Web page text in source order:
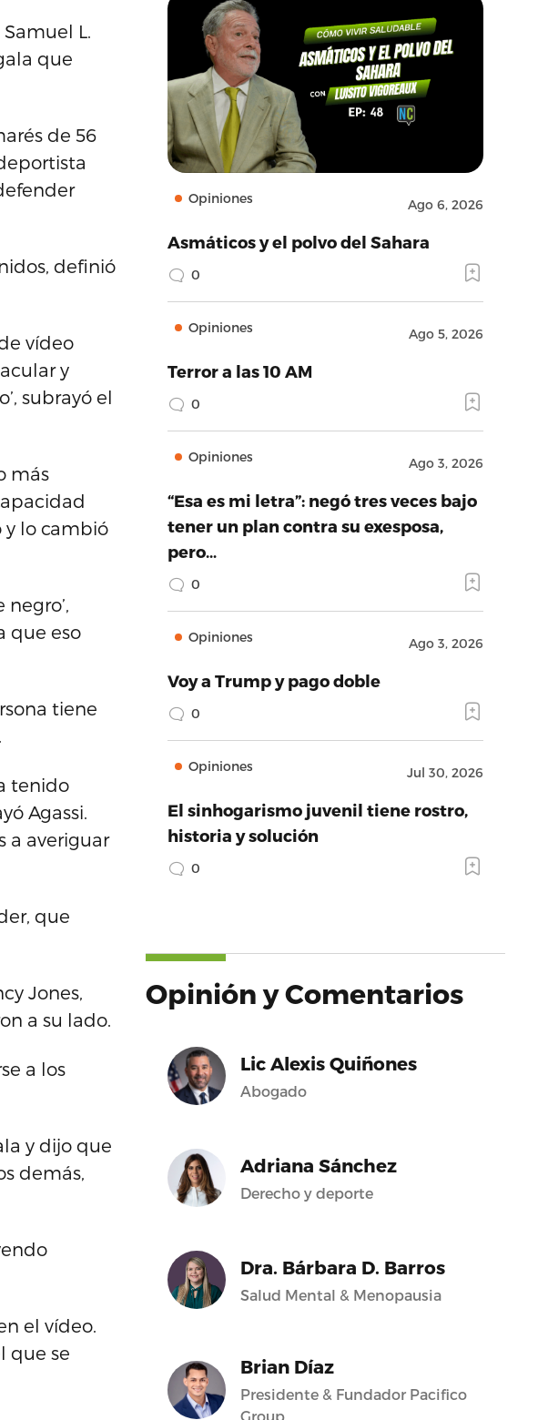
L.
que
de 56
definió
vídeo
y
subrayó el
más
y lo cambió
que eso
tiene
tenido
Agassi.
a averiguar
que
Jones,
a su lado.
a los
y dijo que
demás,
el vídeo.
que se
Opiniones Ago 6, 2026
Asmáticos y el polvo del Sahara
0
Opiniones Ago 5, 2026
Terror a las 10 AM
0
Opiniones Ago 3, 2026
“Esa es mi letra”: negó tres veces bajo
tener un plan contra su exesposa,
pero…
0
Opiniones Ago 3, 2026
Voy a Trump y pago doble
0
Opiniones Jul 30, 2026
El sinhogarismo juvenil tiene rostro,
historia y solución
0
Opinión y Comentarios
Lic Alexis Quiñones
Abogado
Adriana Sánchez
Derecho y deporte
Dra. Bárbara D. Barros
Salud Mental & Menopausia
Brian Díaz
Presidente & Fundador Pacifico
Group